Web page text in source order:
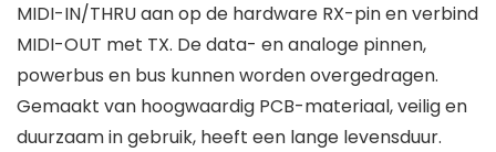
MIDI-IN/THRU aan op de hardware RX-pin en verbind
MIDI-OUT met TX. De data- en analoge pinnen,
powerbus en bus kunnen worden overgedragen.
Gemaakt van hoogwaardig PCB-materiaal, veilig en
duurzaam in gebruik, heeft een lange levensduur.